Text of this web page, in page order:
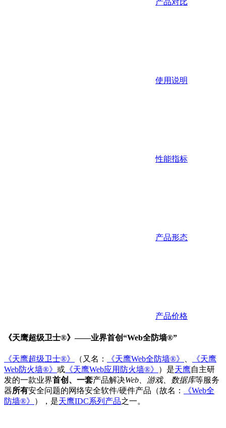
产品对比
使用说明
性能指标
产品形态
产品价格
《天鹰超级卫士®》——业界首创“Web全防墙®”
《天鹰超级卫士®》 （又名： 《天鹰Web全防墙®》
《天鹰
Web防火墙®》 或 《天鹰Web应用防火墙®》 ）是天鹰自主研
发的一款业界首创、一套产品解决Web、游戏、数据库等服务
器所有安全问题的网络安全软件/硬件产品（故名：
《Web全
防墙®》
），是天鹰IDC系列产品之一。